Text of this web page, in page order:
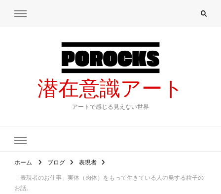
潜在意識アート
アートで感じる見えない世界
ホーム ブログ
表現者
「表現者のお仕事」実体（肉体）をもって生きている人の発する粒子の
お話。